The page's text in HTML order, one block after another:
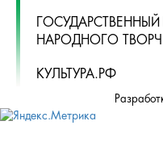
НАРОДНОГО
КУЛЬТУРА.РФ